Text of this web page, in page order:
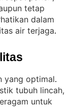
tetap
dalam
air terjaga.
yang optimal
tubuh lincah,
untuk